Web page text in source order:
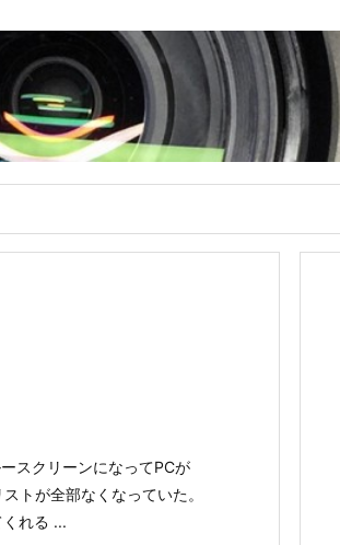
スクリーンになってPCが
トが全部なくなっていた。
れる ...